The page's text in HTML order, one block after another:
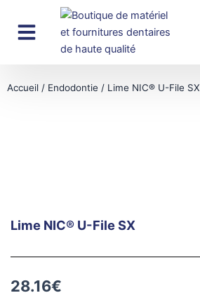
contenu
Accueil / Endodontie / Lime NIC® U-File SX
Lime NIC® U-File SX
28.16€